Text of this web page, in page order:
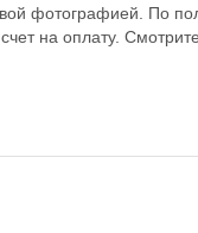
фотографией. По
на оплату.